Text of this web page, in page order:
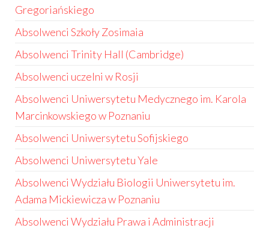
Gregoriańskiego
Absolwenci Szkoły Zosimaia
Absolwenci Trinity Hall (Cambridge)
Absolwenci uczelni w Rosji
Absolwenci Uniwersytetu Medycznego im. Karola
Marcinkowskiego w Poznaniu
Absolwenci Uniwersytetu Sofijskiego
Absolwenci Uniwersytetu Yale
Absolwenci Wydziału Biologii Uniwersytetu im.
Adama Mickiewicza w Poznaniu
Absolwenci Wydziału Prawa i Administracji